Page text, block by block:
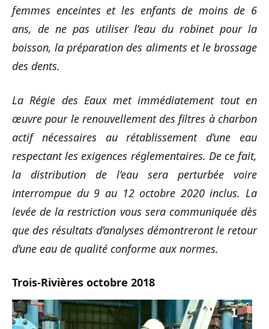
femmes enceintes et les enfants de moins de 6
ans, de ne pas utiliser l’eau du robinet pour la
boisson, la préparation des aliments et le brossage
des dents.
La Régie des Eaux met immédiatement tout en
œuvre pour le renouvellement des filtres à charbon
actif nécessaires au rétablissement d’une eau
respectant les exigences réglementaires. De ce fait,
la distribution de l’eau sera perturbée voire
interrompue du 9 au 12 octobre 2020 inclus. La
levée de la restriction vous sera communiquée dès
que des résultats d’analyses démontreront le retour
d’une eau de qualité conforme aux normes.
Trois-Rivières octobre 2018
Lecteur
vidéo